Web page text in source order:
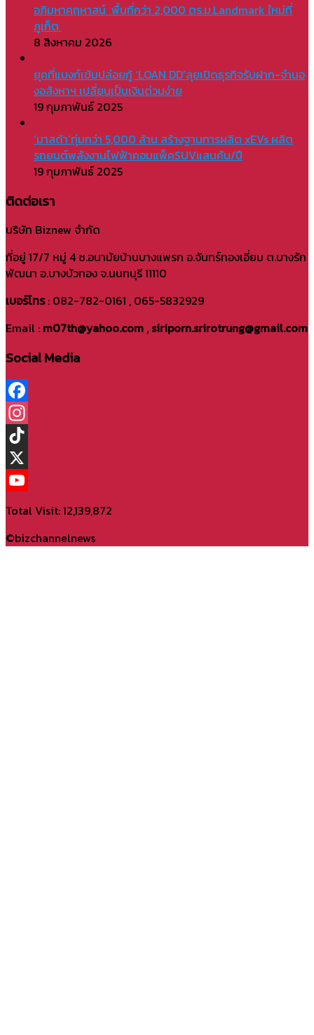
อภิมหาคฤหาสน์ พื้นที่กว่า 2,000 ตร.ม.Landmark ใหม่ที่
ภูเก็ต
8 สิงหาคม 2026
ยุคที่แบงก์เข้มปล่อยกู้ ‘LOAN DD’ลุยเปิดธุรกิจรับฝาก-จำนอ
งอสังหาฯ เปลี่ยนเป็นเงินด่วนง่าย
19 กุมภาพันธ์ 2025
‘มาสด้า’ทุ่มกว่า 5,000 ล้าน สร้างฐานการผลิต xEVs ผลิต
รถยนต์พลังงานไฟฟ้าคอมแพ็คSUVแสนคัน/ปี
19 กุมภาพันธ์ 2025
ติดต่อเรา
บริษัท Biznew จำกัด
ที่อยู่ 17/7 หมู่ 4 ซ.อนามัยบ้านบางแพรก อ.จันทร์ทองเอี่ยม ต.บางรัก
พัฒนา อ.บางบัวทอง จ.นนทบุรี 11110
เบอร์โทร: 082-782-0161 , 065-5832929
Email : m07th@yahoo.com , siriporn.srirotrung@gmail.com
Social Media
Facebook
Instagram
TikTok
X
Total Visit: 12,139,872
©bizchannelnews